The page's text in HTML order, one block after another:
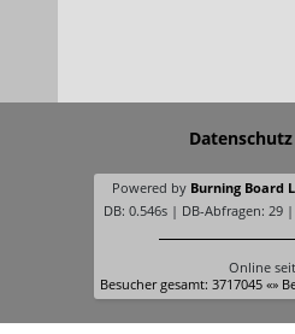
Datenschutz
Powered by Burning Board
DB: 0.546s | DB-Abfragen: 29
Online
Besucher gesamt: 3717045 «»